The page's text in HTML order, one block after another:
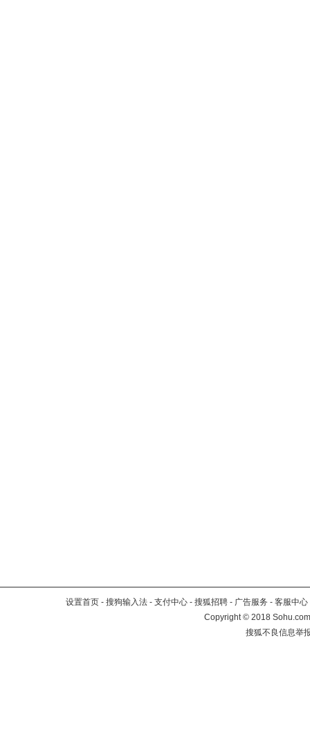
设置首页 - 搜狗输入法 - 支付中心 - 搜狐招聘 - 广告服务 - 客服中心
Copyright©2018
搜狐不良信息举